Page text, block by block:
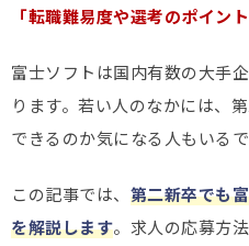
「転職難易度や選考のポイン
富士ソフトは国内有数の大手
ります。若い人のなかには、
できるのか気になる人もいるで
この記事では、 第二新卒でも
を解説します。求人の応募方